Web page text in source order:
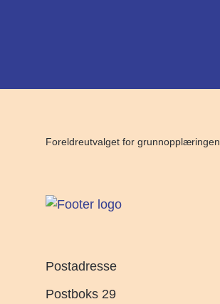
Foreldreutvalget for grunnopplæringen
Postadresse
Postboks 29